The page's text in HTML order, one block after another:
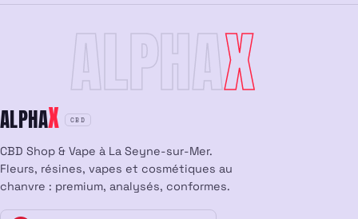
ALPHAX
ALPHAX CBD
CBD Shop & Vape à La Seyne-sur-Mer.
Fleurs, résines, vapes et cosmétiques au
chanvre : premium, analysés, conformes.